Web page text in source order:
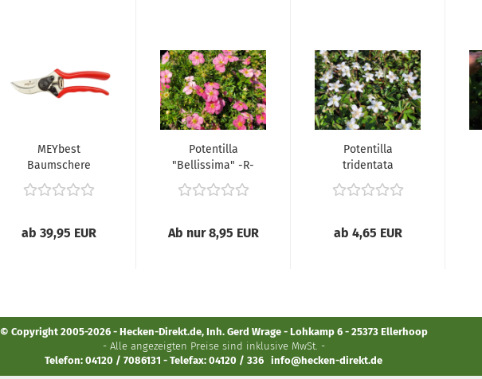
MEYbest
Baumschere
M20
ab 39,95 EUR
Potentilla
"Bellissima" -R-
-
(Fingerstrauch...
Ab nur 8,95 EUR
Potentilla
tridentata
'Nuuk' -
(Fingerstrauch...
ab 4,65 EUR
© Copyright 2005-2026 - Hecken-Direkt.de, Inh. Gerd Wrage - Lohkamp 6 - 25373 Ellerhoop
- Alle angezeigten Preise sind inklusive MwSt. -
Telefon: 04120 / 7086131 - Telefax: 04120 / 336 info@hecken-direkt.de